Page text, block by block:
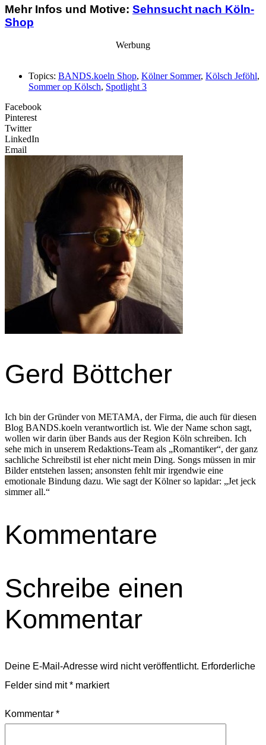
Mehr Infos und Motive: Sehnsucht nach Köln-
Shop
Werbung
Topics: BANDS.koeln Shop, Kölner Sommer, Kölsch Jeföhl,
Sommer op Kölsch, Spotlight 3
Facebook
Pinterest
Twitter
LinkedIn
Email
Gerd Böttcher
Ich bin der Gründer von METAMA, der Firma, die auch für diesen
Blog BANDS.koeln verantwortlich ist. Wie der Name schon sagt,
wollen wir darin über Bands aus der Region Köln schreiben. Ich
sehe mich in unserem Redaktions-Team als „Romantiker“, der ganz
sachliche Schreibstil ist eher nicht mein Ding. Songs müssen in mir
Bilder entstehen lassen; ansonsten fehlt mir irgendwie eine
emotionale Bindung dazu. Wie sagt der Kölner so lapidar: „Jet jeck
simmer all.“
Kommentare
Schreibe einen
Kommentar
Deine E-Mail-Adresse wird nicht veröffentlicht. Erforderliche
Felder sind mit* markiert
Kommentar *